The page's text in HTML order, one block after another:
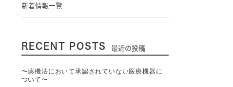
新着情報一覧
RECENT POSTS 最近の投稿
〜薬機法において承認されていない医療機器に
ついて〜